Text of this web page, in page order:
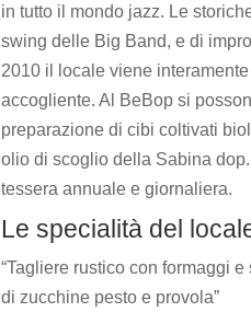
in tutto il mondo jazz. Le
swing delle Big Band, e di
2010 il locale viene
accogliente. Al BeBop si
preparazione di cibi coltivati
olio di scoglio della Sabina
tessera annuale e giornaliera.
Le specialità del
“Tagliere rustico con formaggi
di zucchine pesto e provola”